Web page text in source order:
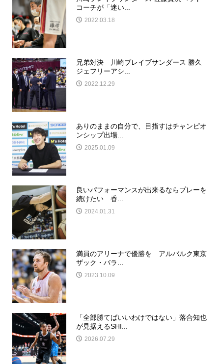
コーチが「迷い...
2022.03.18
兄弟対決 川崎ブレイブサンダース 勝久
ジェフリーアシ...
2022.12.29
ありのままの自分で、目指すはチャンピオ
ンシップ出場...
2025.01.09
良いパフォーマンスが出来るならプレーを
続けたい 香...
2024.01.31
満員のアリーナで優勝を アルバルク東京
ザック・バラ...
2023.10.09
「全部勝てばいいわけではない」落合知也
が見据えるSHI...
2026.07.29